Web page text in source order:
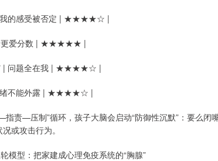
| 我的感受被否定 | ★★★★☆ |
更爱分数 | ★★★★★ |
” | 问题全在我 | ★★★★☆ |
绪不能外露 | ★★★★☆ |
责—压制”循环，孩子大脑会启动“防御性沉默”：要么闭
或攻击行为。
模型：把家建成心理免疫系统的“胸腺”